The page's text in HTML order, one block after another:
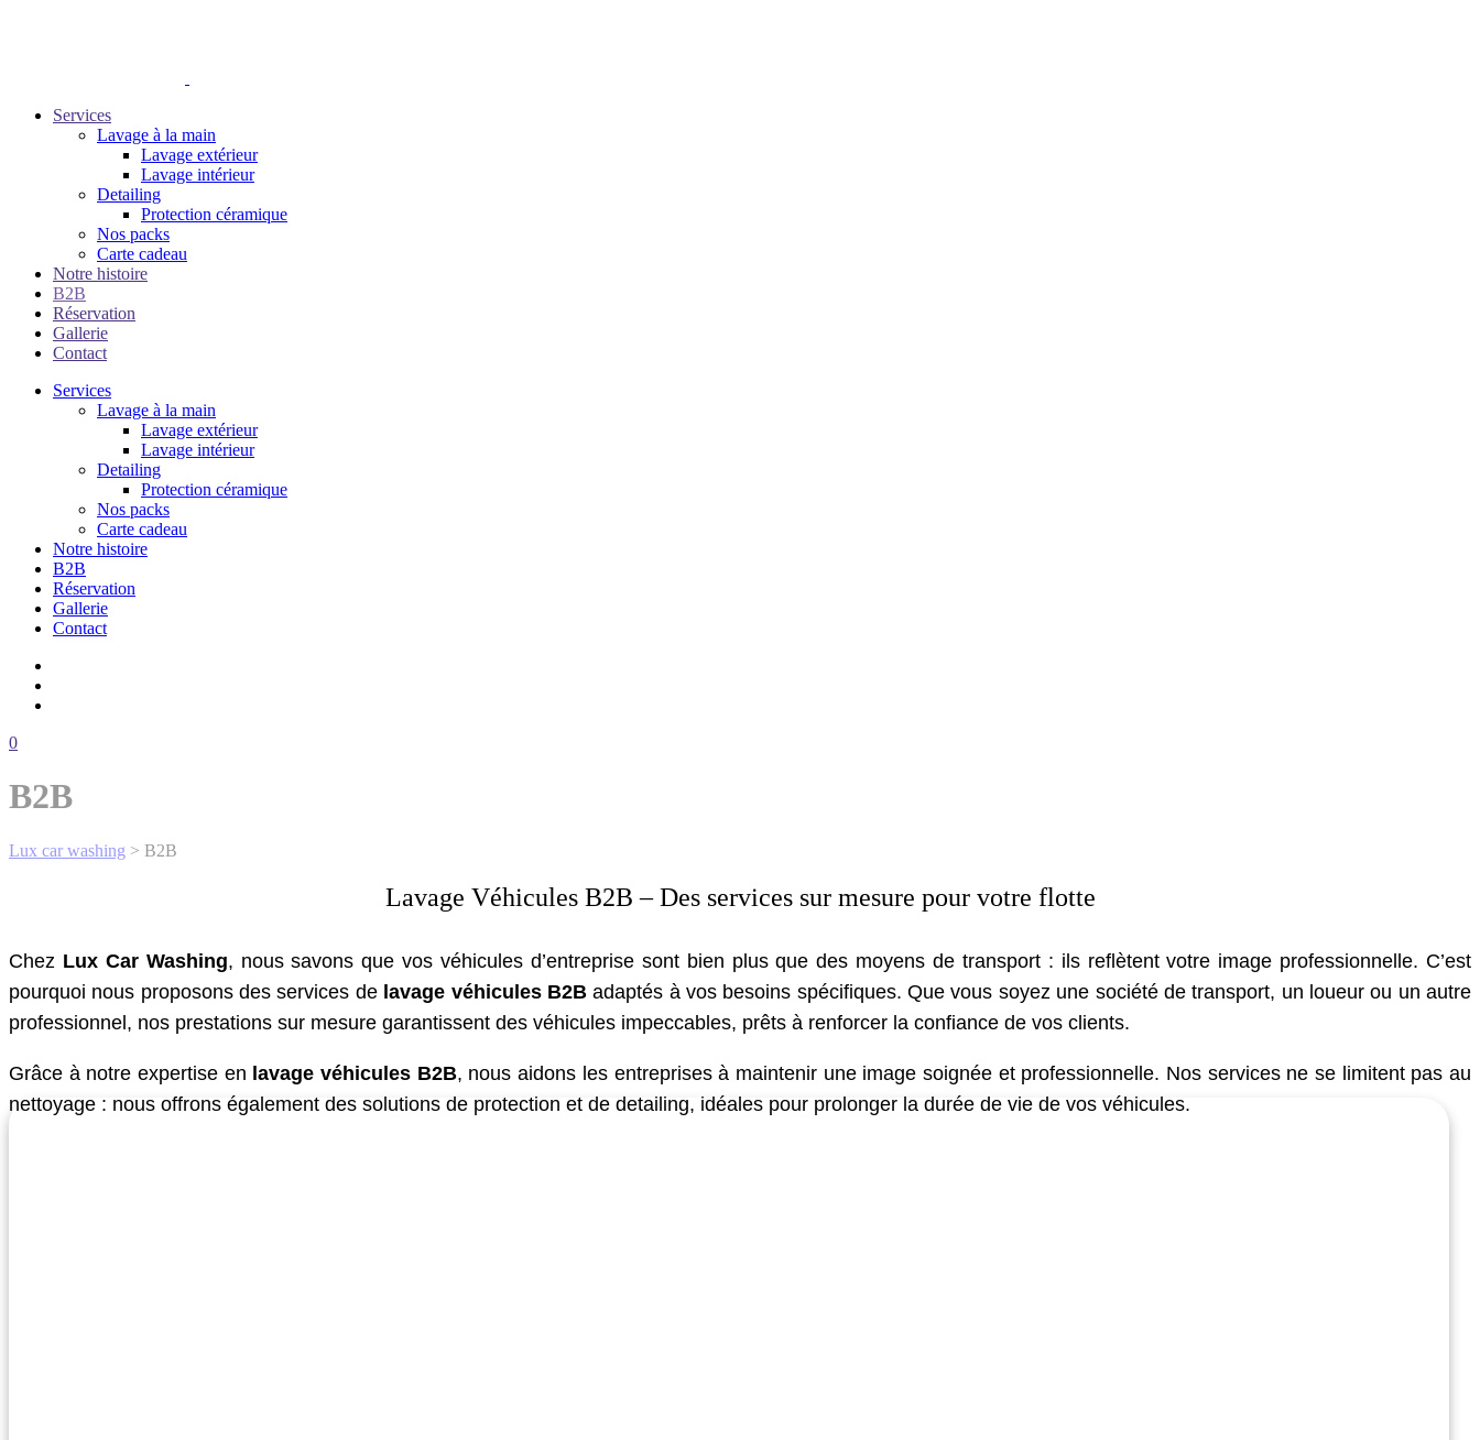
Services
Lavage à la main
Lavage extérieur
Lavage intérieur
Detailing
Protection céramique
Nos packs
Carte cadeau
Notre histoire
B2B
Réservation
Gallerie
Contact
Services
Lavage à la main
Lavage extérieur
Lavage intérieur
Detailing
Protection céramique
Nos packs
Carte cadeau
Notre histoire
B2B
Réservation
Gallerie
Contact
0
B2B
Lux car washing > B2B
Lavage Véhicules B2B – Des services sur mesure pour votre flotte
Chez Lux Car Washing, nous savons que vos véhicules d’entreprise sont bien plus que des moyens de transport : ils reflètent votre image professionnelle. C’est
pourquoi nous proposons des services de lavage véhicules B2Badaptés à vos besoins spécifiques. Que vous soyez une société de transport, un loueur ou un autre
professionnel, nos prestations sur mesure garantissent des véhicules impeccables, prêts à renforcer la confiance de vos clients.
Grâce à notre expertise en lavage véhicules B2B, nous aidons les entreprises à maintenir une image soignée et professionnelle. Nos services ne se limitent pas au
nettoyage : nous offrons également des solutions de protection et de detailing, idéales pour prolonger la durée de vie de vos véhicules.